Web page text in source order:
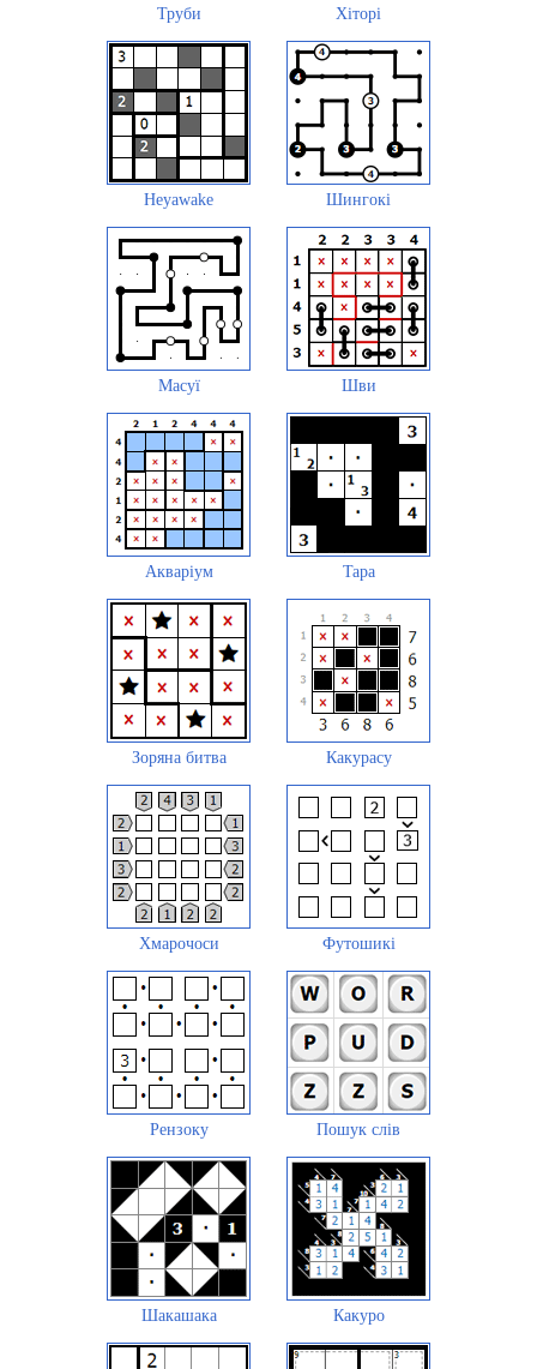
Труби Хіторі
Heyawake Шингокі
Масуї Шви
Акваріум Tapa
Зоряна битва Какурасу
Хмарочоси Футошикі
Рензоку Пошук слів
Шакашака Какуро